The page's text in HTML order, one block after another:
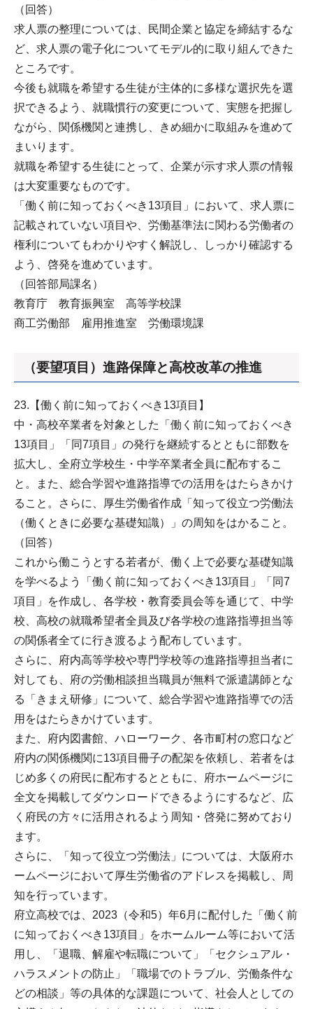
（回答）
求人票の整理については、民間企業と協定を締結するな
ど、求人票の電子化についてモデル的に取り組んできた
ところです。
今後も就職を希望する生徒が主体的に多様な選択先を選
択できるよう、就職慣行の変更について、実態を把握し
ながら、関係機関と連携し、きめ細かに取組みを進めて
まいります。
就職を希望する生徒にとって、企業が示す求人票の情報
は大変重要なものです。
「働く前に知っておくべき13項目」において、求人票に
記載されていない項目や、労働基準法に関わる労働者の
権利についてもわかりやすく解説し、しっかり確認する
よう、啓発を進めています。
（回答部局課名）
教育庁 教育振興室 高等学校課
商工労働部 雇用推進室 労働環境課
（要望項目）進路保障と高校改革の推進
23.【働く前に知っておくべき13項目】
中・高校卒業者を対象とした「働く前に知っておくべき
13項目」「同7項目」の発行を継続するとともに部数を
拡大し、全府立学校生・中学卒業者全員に配布するこ
と。また、総合学習や進路指導での活用をはたらきかけ
ること。さらに、厚生労働省作成「知って役立つ労働法
（働くときに必要な基礎知識）」の周知をはかること。
（回答）
これから働こうとする若者が、働く上で必要な基礎知識
を学べるよう「働く前に知っておくべき13項目」「同7
項目」を作成し、各学校・教育委員会等を通じて、中学
校、高校の就職希望者全員及び各学校の進路指導担当等
の関係者全てに行き渡るよう配布しています。
さらに、府内高等学校や専門学校等の進路指導担当者に
対しても、府の労働相談担当職員が無料で派遣講師とな
る「きまえ研修」について、総合学習や進路指導での活
用をはたらきかけています。
また、府内図書館、ハローワーク、各市町村の窓口など
府内の関係機関に13項目冊子の配架を依頼し、若者をは
じめ多くの府民に配布するとともに、府ホームページに
全文を掲載してダウンロードできるようにするなど、広
く府民の方々に活用されるよう周知・啓発に努めており
ます。
さらに、「知って役立つ労働法」については、大阪府ホ
ームページにおいて厚生労働省のアドレスを掲載し、周
知を行っています。
府立高校では、2023（令和5）年6月に配付した「働く前
に知っておくべき13項目」をホームルーム等において活
用し、「退職、解雇や転職について」「セクシュアル・
ハラスメントの防止」「職場でのトラブル、労働条件な
どの相談」等の具体的な課題について、社会人としての